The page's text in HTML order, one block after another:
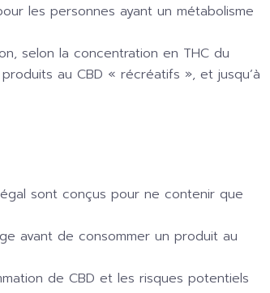
les personnes ayant un métabolisme
selon la concentration en THC du
au CBD « récréatifs », et jusqu’à
sont conçus pour ne contenir que
avant de consommer un produit au
de CBD et les risques potentiels